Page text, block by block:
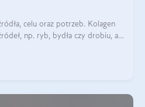
celu oraz potrzeb. Kolagen
np. ryb, bydła czy drobiu, a